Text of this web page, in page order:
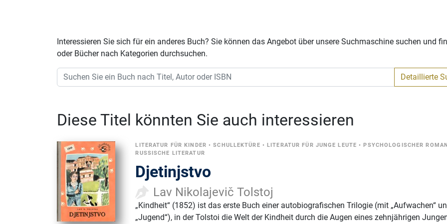
Interessieren Sie sich für ein anderes Buch? Sie können das Angebot über unsere Suchmaschine suchen und
oder Bücher nach Kategorien durchsuchen.
Detaillierte
Diese Titel könnten Sie auch interessieren
LITERATUR FÜR KINDER •SCHULLEKTÜRE •LITERATUR FÜR JUNGE LEUTE •PSYCHOLOGISCHER ROMAN
RUSSISCHE LITERATUR
Djetinjstvo
Lav Nikolajevič Tolstoj
„Kindheit“ (1852) ist das erste Buch einer autobiografischen Trilogie (mit „Aufwachen“
„Jugend“), in der Tolstoi die Welt der Kindheit durch die Augen eines zehnjährigen